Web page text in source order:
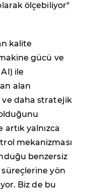
ölçebiliyor"
kalite
gücü ve
ile
alan
daha stratejik
yalnızca
mekanizması
benzersiz
yön
Biz de bu